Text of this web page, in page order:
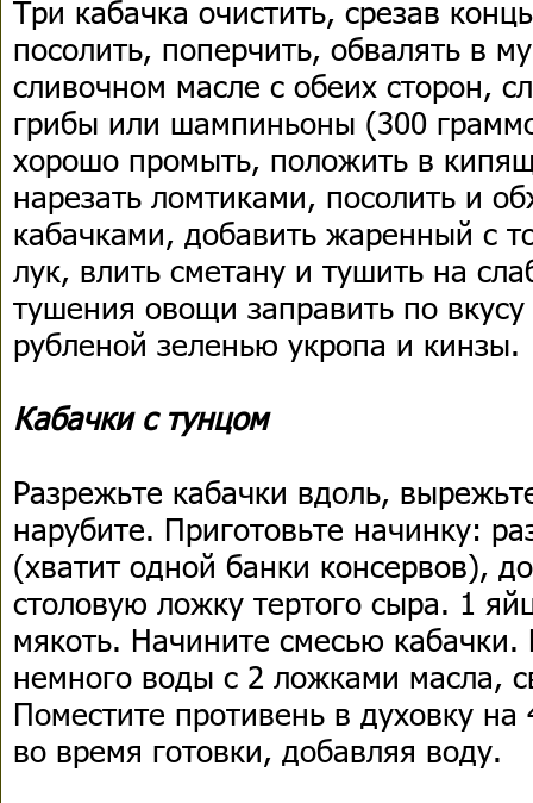
Три кабачка очистить, срезав
посолить, поперчить, обвалять в
сливочном масле с обеих сторон,
грибы или шампиньоны (300
хорошо промыть, положить в
нарезать ломтиками, посолить и
кабачками, добавить жаренный с
лук, влить сметану и тушить на
тушения овощи заправить по
рубленой зеленью укропа и кинзы.
Кабачки с тунцом
Разрежьте кабачки вдоль,
нарубите. Приготовьте начинку:
(хватит одной банки консервов),
столовую ложку тертого сыра. 1
мякоть. Начините смесью
немного воды с 2 ложками масла,
Поместите противень в духовку
во время готовки, добавляя воду.